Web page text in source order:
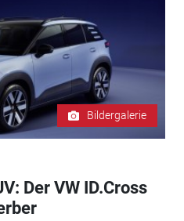
Bildergalerie
Der VW ID.Cross